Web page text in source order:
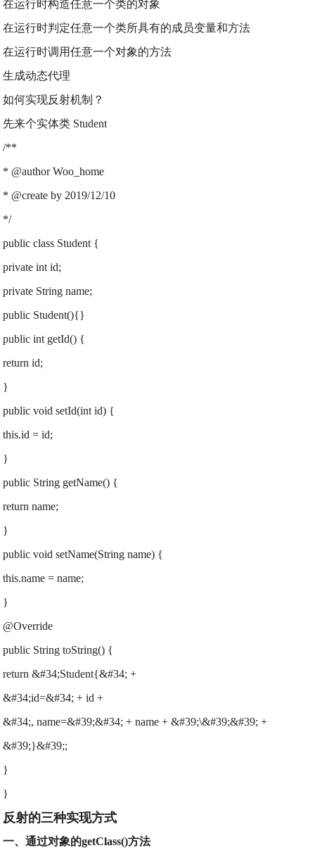
在运行时构造任意一个类的对象
在运行时判定任意一个类所具有的成员变量和方法
在运行时调用任意一个对象的方法
生成动态代理
如何实现反射机制？
先来个实体类 Student
/**
* @author Woo_home
* @create by 2019/12/10
*/
public class Student {
private int id;
private String name;
public Student(){}
public int getId() {
return id;
}
public void setId(int id) {
this.id = id;
}
public String getName() {
return name;
}
public void setName(String name) {
this.name = name;
}
@Override
public String toString() {
return &#34;Student{&#34; +
&#34;id=&#34; + id +
&#34;, name=&#39;&#34; + name + &#39;\&#39;&#39; +
&#39;}&#39;;
}
}
反射的三种实现方式
一、通过对象的getClass()方法